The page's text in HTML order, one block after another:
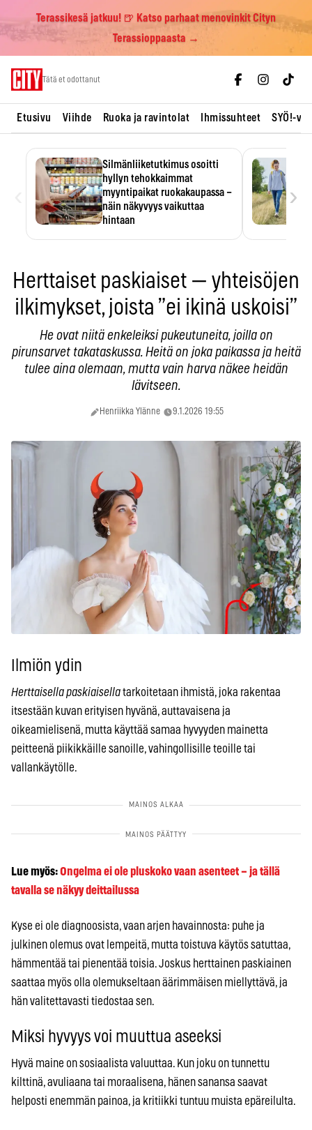
Terassikesä jatkuu! 🍺 Katso parhaat menovinkit Cityn
Terassioppaasta →
Tätä et odottanut
Etusivu Viihde Ruoka ja ravintolat Ihmissuhteet SYÖ!-
Silmänliiketutkimus osoitti
hyllyn tehokkaimmat
myyntipaikat ruokakaupassa –
näin näkyvyys vaikuttaa
hintaan
›
Herttaiset paskiaiset — yhteisöjen
ilkimykset, joista ”ei ikinä uskoisi”
He ovat niitä enkeleiksi pukeutuneita, joilla on
pirunsarvet takataskussa. Heitä on joka paikassa ja heitä
tulee aina olemaan, mutta vain harva näkee heidän
lävitseen.
Henriikka Ylänne 9.1.2026 19:55
Ilmiön ydin
Herttaisella paskiaisellatarkoitetaan ihmistä, joka rakentaa
itsestään kuvan erityisen hyvänä, auttavaisena ja
oikeamielisenä, mutta käyttää samaa hyvyyden mainetta
peitteenä piikikkäille sanoille, vahingollisille teoille tai
vallankäytölle.
Lue myös:Ongelma ei ole pluskoko vaan asenteet – ja tällä
tavalla se näkyy deittailussa
Kyse ei ole diagnoosista, vaan arjen havainnosta: puhe ja
julkinen olemus ovat lempeitä, mutta toistuva käytös satuttaa,
hämmentää tai pienentää toisia. Joskus herttainen paskiainen
saattaa myös olla olemukseltaan äärimmäisen miellyttävä, ja
hän valitettavasti tiedostaa sen.
Miksi hyvyys voi muuttua aseeksi
Hyvä maine on sosiaalista valuuttaa. Kun joku on tunnettu
kilttinä, avuliaana tai moraalisena, hänen sanansa saavat
helposti enemmän painoa, ja kritiikki tuntuu muista epäreilulta.